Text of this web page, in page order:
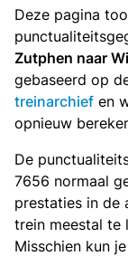
Deze pagina
Zutphen naar
gebaseerd op
treinarchief en
opnieuw
De
7656 normaal
prestaties in de
trein meestal te
Misschien kun